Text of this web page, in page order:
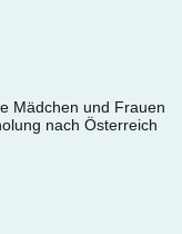
Mädchen und Frauen
nach Österreich